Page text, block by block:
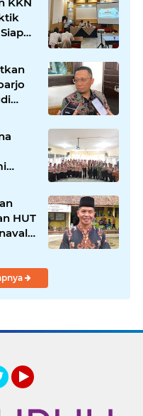
HUT